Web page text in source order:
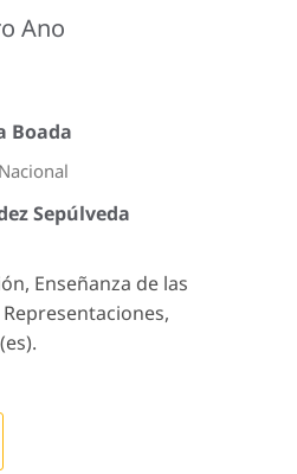
Ano
Boada
Sepúlveda
Enseñanza de las